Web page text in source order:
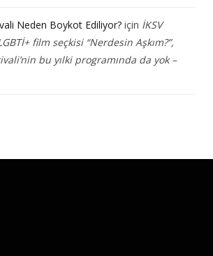
Neden Boykot Ediliyor? için İKSV
film seçkisi “Nerdesin Aşkım?”,
bu yılki programında da yok –